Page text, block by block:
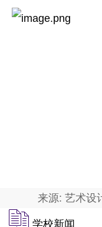
来源: 艺术设
学校新闻